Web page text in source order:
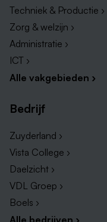
Techniek & Productie ›
Zorg & welzijn ›
Administratie ›
ICT ›
Alle vakgebieden ›
Bedrijf
Zuyderland ›
Vista College ›
Daelzicht ›
VDL Groep ›
Boels ›
Alle bedrijven ›